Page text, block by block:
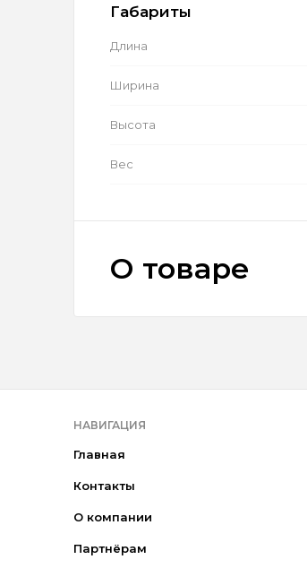
Габариты
Длина
Ширина
Высота
Вес
О товаре
НАВИГАЦИЯ
Главная
Контакты
О компании
Партнёрам